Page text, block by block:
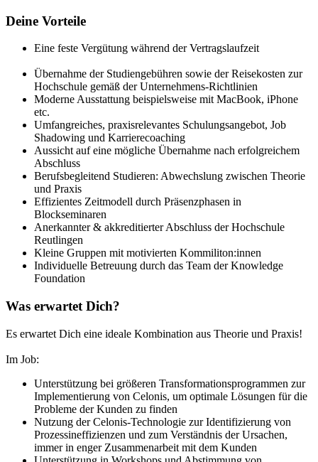
Deine Vorteile
Eine feste Vergütung während der Vertragslaufzeit
Übernahme der Studiengebühren sowie der Reisekosten zur
Hochschule gemäß der Unternehmens-Richtlinien
Moderne Ausstattung beispielsweise mit MacBook, iPhone
etc.
Umfangreiches, praxisrelevantes Schulungsangebot, Job
Shadowing und Karrierecoaching
Aussicht auf eine mögliche Übernahme nach erfolgreichem
Abschluss
Berufsbegleitend Studieren: Abwechslung zwischen Theorie
und Praxis
Effizientes Zeitmodell durch Präsenzphasen in
Blockseminaren
Anerkannter & akkreditierter Abschluss der Hochschule
Reutlingen
Kleine Gruppen mit motivierten Kommiliton:innen
Individuelle Betreuung durch das Team der Knowledge
Foundation
Was erwartet Dich?
Es erwartet Dich eine ideale Kombination aus Theorie und Praxis!
Im Job:
Unterstützung bei größeren Transformationsprogrammen zur
Implementierung von Celonis, um optimale Lösungen für die
Probleme der Kunden zu finden
Nutzung der Celonis-Technologie zur Identifizierung von
Prozessineffizienzen und zum Verständnis der Ursachen,
immer in enger Zusammenarbeit mit dem Kunden